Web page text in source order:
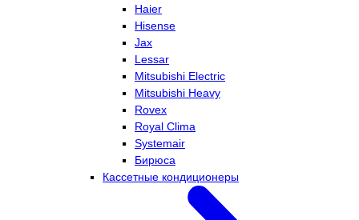
Haier
Hisense
Jax
Lessar
Mitsubishi Electric
Mitsubishi Heavy
Rovex
Royal Clima
Systemair
Бирюса
Кассетные кондиционеры